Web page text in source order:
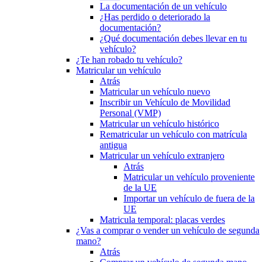
La documentación de un vehículo
¿Has perdido o deteriorado la
documentación?
¿Qué documentación debes llevar en tu
vehículo?
¿Te han robado tu vehículo?
Matricular un vehículo
Atrás
Matricular un vehículo nuevo
Inscribir un Vehículo de Movilidad
Personal (VMP)
Matricular un vehículo histórico
Rematricular un vehículo con matrícula
antigua
Matricular un vehículo extranjero
Atrás
Matricular un vehículo proveniente
de la UE
Importar un vehículo de fuera de la
UE
Matricula temporal: placas verdes
¿Vas a comprar o vender un vehículo de segunda
mano?
Atrás